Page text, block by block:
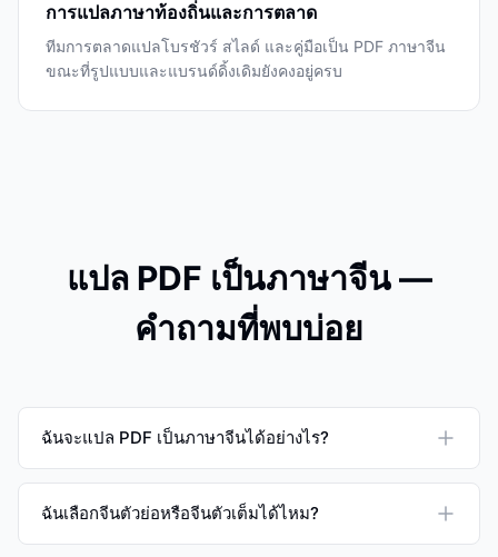
การแปลภาษาท้องถิ่นและการตลาด
ทีมการตลาดแปลโบรชัวร์ สไลด์ และคู่มือเป็น PDF ภาษาจีน
ขณะที่รูปแบบและแบรนด์ดิ้งเดิมยังคงอยู่ครบ
แปล PDF เป็นภาษาจีน —
คำถามที่พบบ่อย
ฉันจะแปล PDF เป็นภาษาจีนได้อย่างไร?
ฉันเลือกจีนตัวย่อหรือจีนตัวเต็มได้ไหม?